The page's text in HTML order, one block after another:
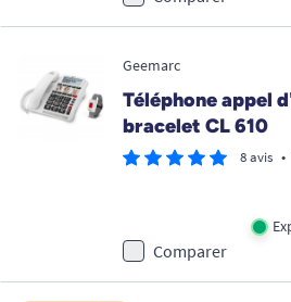
Geemarc
Téléphone appel
bracelet CL 610
8 avis •
Comparer